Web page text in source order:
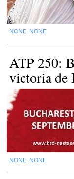
NONE NONE
ATP 250:
victoria de
NONE NONE